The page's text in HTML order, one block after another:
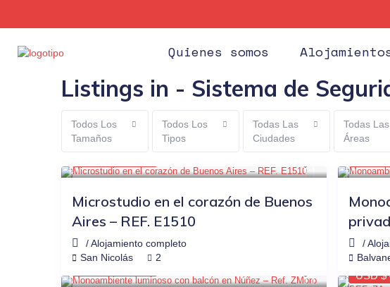
Quienes somos
Listings in - Sistema de
Todos Los
Tamaños
Todos Los
Tipos
Todas Las
Ciudades
Todas Las
Áreas
OTRAS PLATAFORMAS -20%
Microstudio en el corazón de Buenos
Aires – REF. E1510
/Alojamiento completo
San Nicolás
2
OTRAS
/
OTRAS PLATAFORMAS $77 -21%
OTRAS
USD $